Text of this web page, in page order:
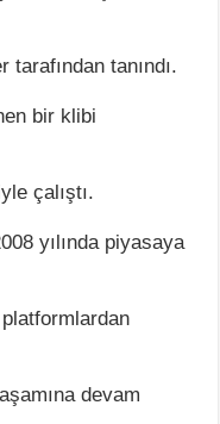
tanındı.
bir klibi
çalıştı.
yılında piyasaya
platformlardan
devam